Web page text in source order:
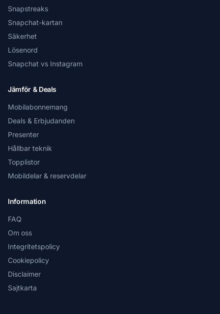
Snapstreaks
Snapchat-kartan
Säkerhet
Lösenord
Snapchat vs Instagram
Jämför & Deals
Mobilabonnemang
Deals & Erbjudanden
Presenter
Hållbar teknik
Topplistor
Mobildelar & reservdelar
Information
FAQ
Om oss
Integritetspolicy
Cookiepolicy
Disclaimer
Sajtkarta